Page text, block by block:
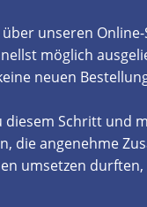
unseren
möglich
neuen
Schritt und
die angenehme
umsetzen